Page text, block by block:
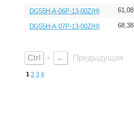
DG55H-A-06P-13-00Z(H) 61,08
DG55H-A-07P-13-00Z(H) 68,38
Ctrl + ← Предыдущая
1 2 3 4